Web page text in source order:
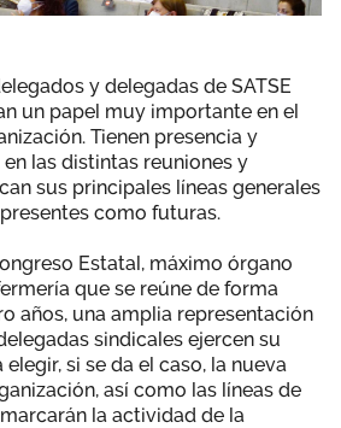
y delegadas de SATSE
un papel muy importante en el
Tienen presencia y
las distintas reuniones y
sus principales líneas generales
como futuras.
Estatal, máximo órgano
que se reúne de forma
años, una amplia representación
sindicales ejercen su
si se da el caso, la nueva
así como las líneas de
la actividad de la